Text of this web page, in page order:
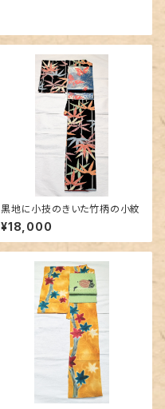
黒地に小技のきいた竹柄の小紋
¥18,000